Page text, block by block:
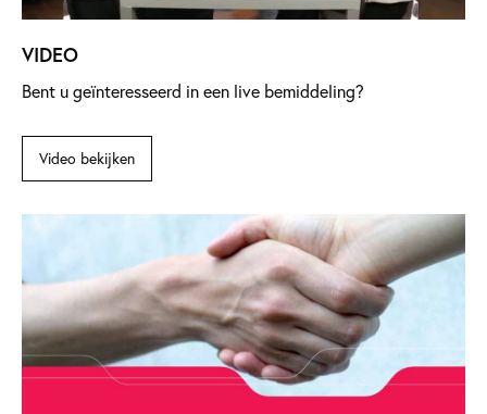
VIDEO
Bent u geïnteresseerd in een live bemiddeling?
Video bekijken